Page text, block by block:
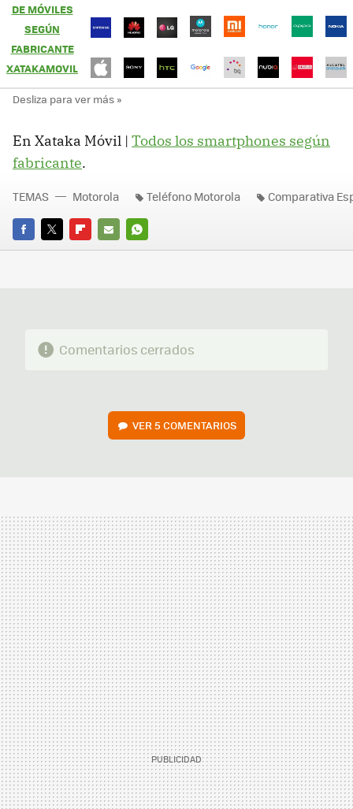
DE MÓVILES
SEGÚN
FABRICANTE
XATAKAMOVIL
En Xataka Móvil | Todos los smartphones según
fabricante.
FACEBOOK
TWITTERFLIPBOARD
E-
WHATSAPP
TEMAS Motorola Teléfono Motorola Comparativa
Comentarios cerrados
VER5 COMENTARIOS